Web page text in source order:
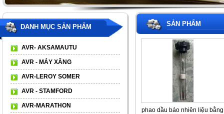
DANH MỤC SẢN PHẨM
AVR- AKSAMAUTU
AVR - MÁY XĂNG
AVR-LEROY SOMER
AVR - STAMFORD
AVR-MARATHON
SẢN PHẨM
phao dầu báo nhiên liệu bằng